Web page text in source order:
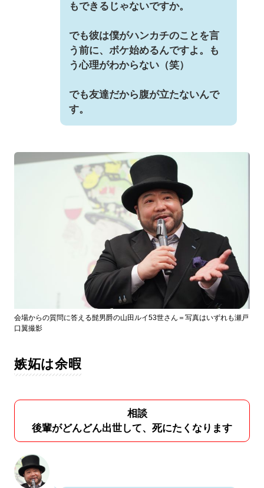
もできるじゃないですか。
でも彼は僕がハンカチのことを言
う前に、ボケ始めるんですよ。も
う心理がわからない（笑）
でも友達だから腹が立たないんで
す。
会場からの質問に答える髭男爵の山田ルイ53世さん＝写真はいずれも瀬戸
口翼撮影
嫉妬は余暇
相談
後輩がどんどん出世して、死にたくなります